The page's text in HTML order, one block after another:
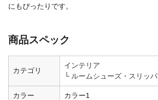
にもぴったりです。
商品スペック
カテゴリ
インテリア
ルームシューズ・スリッパ
カラー カラー1